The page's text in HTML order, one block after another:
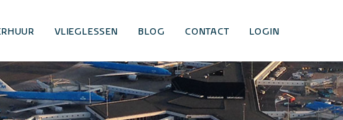
VLIEGLESSEN BLOG CONTACT LOGIN